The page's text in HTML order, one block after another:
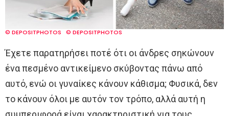
© DEPOSITPHOTOS © DEPOSITPHOTOS
Έχετε παρατηρήσει ποτέ ότι οι άνδρες σηκώνουν
ένα πεσμένο αντικείμενο σκύβοντας πάνω από
αυτό, ενώ οι γυναίκες κάνουν κάθισμα; Φυσικά, δεν
το κάνουν όλοι με αυτόν τον τρόπο, αλλά αυτή η